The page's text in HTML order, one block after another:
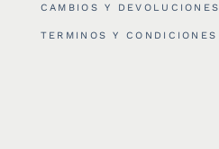
CAMBIOS Y DEVOLUCIONES
TERMINOS Y CONDICIONES